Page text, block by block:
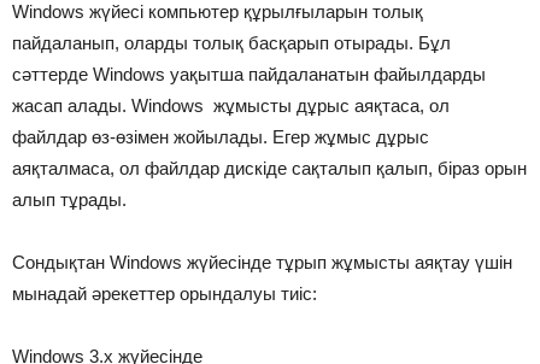
Windows жүйесі компьютер құрылғыларын толық
пайдаланып, оларды толық басқарып отырады. Бұл
сәттерде Windows уақытша пайдаланатын файылдарды
жасап алады. Windows жұмысты дұрыс аяқтаса, ол
файлдар өз-өзімен жойылады. Егер жұмыс дұрыс
аяқталмаса, ол файлдар дискіде сақталып қалып, біраз орын
алып тұрады.
Сондықтан Windows жүйесінде тұрып жұмысты аяқтау үшін
мынадай әрекеттер орындалуы тиіс:
Windows 3.x жүйесінде